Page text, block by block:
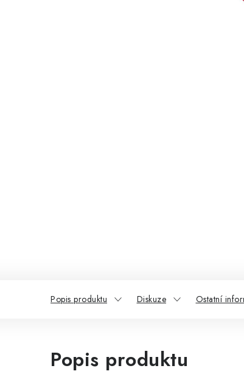
Popis produktu Diskuze Ostatní
Popis produktu